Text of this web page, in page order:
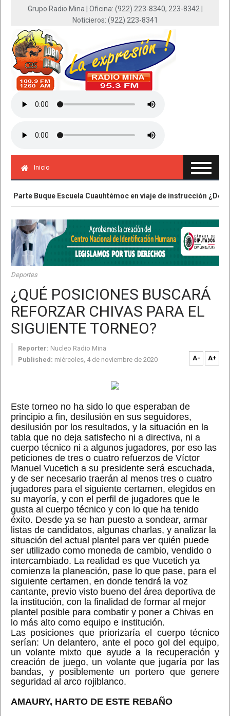
Grupo Radio Mina | Oficina: (922) 223-8340, 223-8342 |
Noticieros: (922) 223-8341
Inicio
Parte Buque Escuela Cuauhtémoc en viaje de instrucción ¿De
Deportes
¿QUÉ POSICIONES BUSCARÁ
REFORZAR CHIVAS PARA EL
SIGUIENTE TORNEO?
Reporter: Nucleo Radio Mina
Published: miércoles, 4 de noviembre de 2020 A- A+
Este torneo no ha sido lo que esperaban de
principio a fin, desilusión en sus seguidores,
desilusión por los resultados, y la situación en la
tabla que no deja satisfecho ni a directiva, ni a
cuerpo técnico ni a algunos jugadores, por eso las
peticiones de tres o cuatro refuerzos de Víctor
Manuel Vucetich a su presidente será escuchada,
y de ser necesario traerán al menos tres o cuatro
jugadores para el siguiente certamen, elegidos en
su mayoría, y con el perfil de jugadores que le
gusta al cuerpo técnico y con lo que ha tenido
éxito. Desde ya se han puesto a sondear, armar
listas de candidatos, algunas charlas, y analizar la
situación del actual plantel para ver quién puede
ser utilizado como moneda de cambio, vendido o
intercambiado. La realidad es que Vucetich ya
comienza la planeación, pase lo que pase, para el
siguiente certamen, en donde tendrá la voz
cantante, previo visto bueno del área deportiva de
la institución, con la finalidad de formar al mejor
plantel posible para combatir y poner a Chivas en
lo más alto como equipo e institución.
Las posiciones que priorizaría el cuerpo técnico
serían: Un delantero, ante el poco gol del equipo,
un volante mixto que ayude a la recuperación y
creación de juego, un volante que jugaría por las
bandas, y posiblemente un portero que genere
seguridad al arco rojiblanco.
AMAURY, HARTO DE ESTE REBAÑO